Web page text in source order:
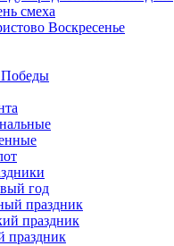
смеха
Воскресенье
Победы
год
праздник
праздник
праздник